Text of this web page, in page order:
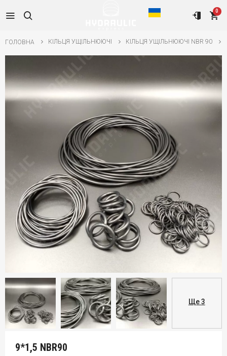
0
ГОЛОВНА КІЛЬЦЯ УЩІЛЬНЮЮЧІ КІЛЬЦЯ УЩІЛЬНЮЮЧІ NBR 90
Ще 3
9*1,5 NBR90